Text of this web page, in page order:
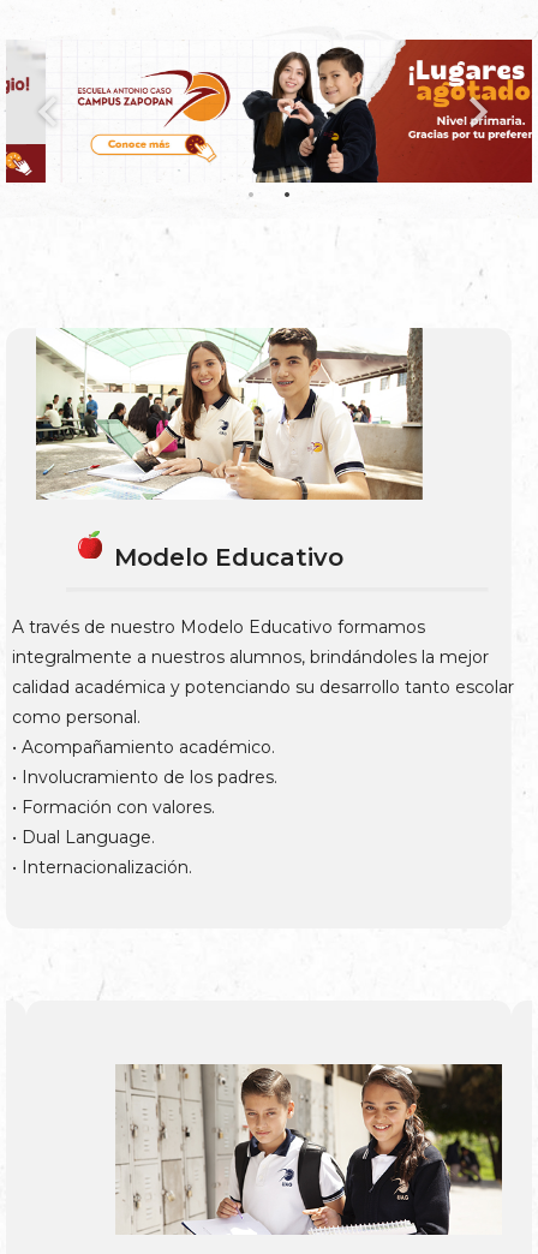
Modelo Educativo
A través de nuestro Modelo Educativo formamos
integralmente a nuestros alumnos, brindándoles la mejor
calidad académica y potenciando su desarrollo tanto escolar
como personal.
• Acompañamiento académico.
• Involucramiento de los padres.
• Formación con valores.
• Dual Language.
• Internacionalización.